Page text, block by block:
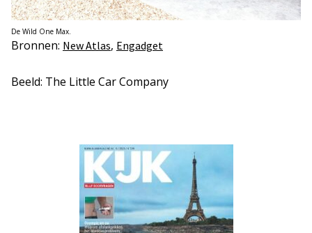
De Wild One Max.
Bronnen: New Atlas, Engadget
Beeld: The Little Car Company